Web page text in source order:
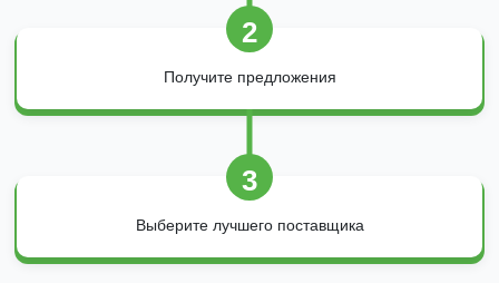
2
Получите предложения
3
Выберите лучшего поставщика